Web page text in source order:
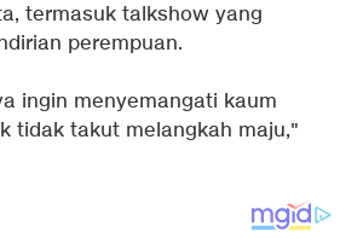
termasuk talkshow yang
perempuan.
ingin menyemangati kaum
tidak takut melangkah maju,"